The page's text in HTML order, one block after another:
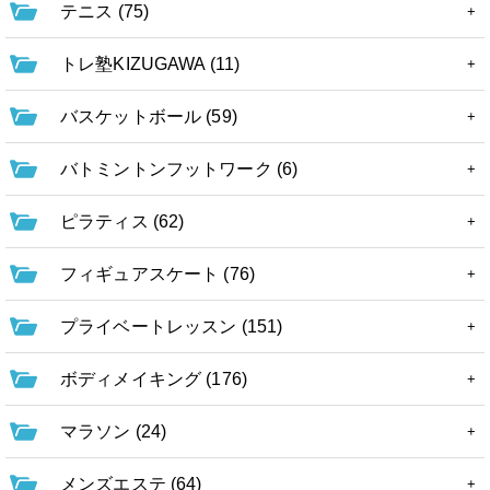
テニス (75)
トレ塾KIZUGAWA (11)
バスケットボール (59)
バトミントンフットワーク (6)
ピラティス (62)
フィギュアスケート (76)
プライベートレッスン (151)
ボディメイキング (176)
マラソン (24)
メンズエステ (64)